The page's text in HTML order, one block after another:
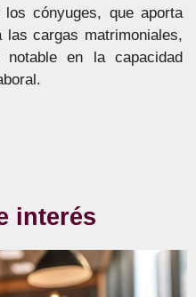
cónyuges, que aporta
las cargas matrimoniales,
en la capacidad
interés